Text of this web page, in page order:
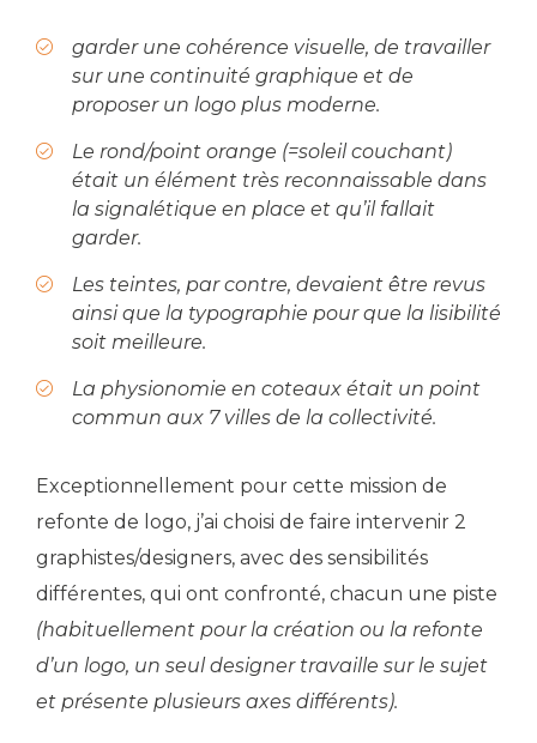
garder une cohérence visuelle, de travailler
sur une continuité graphique et de
proposer un logo plus moderne.
Le rond/point orange (=soleil couchant)
était un élément très reconnaissable dans
la signalétique en place et qu’il fallait
garder.
Les teintes, par contre, devaient être revus
ainsi que la typographie pour que la lisibilité
soit meilleure.
La physionomie en coteaux était un point
commun aux 7 villes de la collectivité.
Exceptionnellement pour cette mission de
refonte de logo, j’ai choisi de faire intervenir 2
graphistes/designers, avec des sensibilités
différentes, qui ont confronté, chacun une piste
(habituellement pour la création ou la refonte
d’un logo, un seul designer travaille sur le sujet
et présente plusieurs axes différents).